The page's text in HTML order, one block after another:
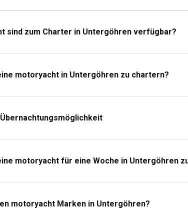
Skipper, ist in Untergöhren ein international
bei der Planung Ihrer Motorboot-Charter in
sind zum Charter in Untergöhren verfügbar?
motoryacht in Untergöhren zu chartern?
motoryacht für eine Woche in Untergöhren
motoryacht Marken in Untergöhren?